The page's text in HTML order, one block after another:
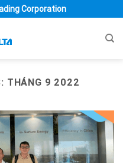
Corporation
THÁNG 9 2022